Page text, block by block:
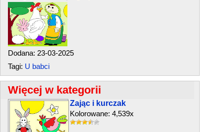
Dodana: 23-03-2025
Tagi: U babci
Więcej w kategorii
Zając i kurczak
Kolorowane: 4,539x